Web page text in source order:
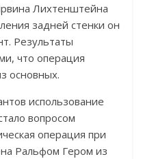
Лихтенштейна
задней стенки он
Результаты
что операция
основных.
использование
вопросом
операция при
Ральфом Гером из